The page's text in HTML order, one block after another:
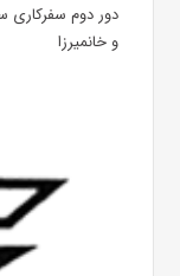
دور دوم سفرکاری
و خانمیرزا